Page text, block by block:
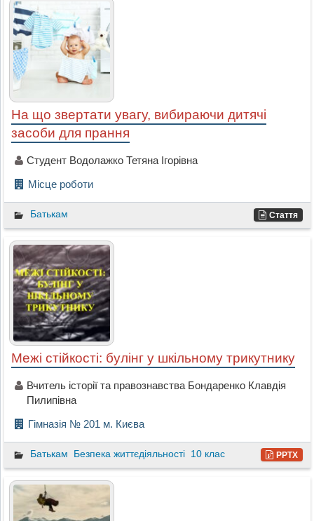
На що звертати увагу, вибираючи дитячі
засоби для прання
Студент Водолажко Тетяна Ігорівна
Місце роботи
Батькам Стаття
Межі стійкості: булінг у шкільному трикутнику
Вчитель історії та правознавства Бондаренко Клавдія
Пилипівна
Гімназія № 201 м. Києва
Батькам Безпека життєдіяльності 10 клас PPTX